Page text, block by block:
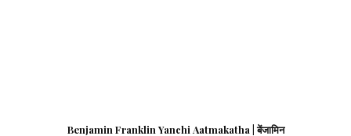
Benjamin Franklin Yanchi Aatmakatha | बेंजामिन